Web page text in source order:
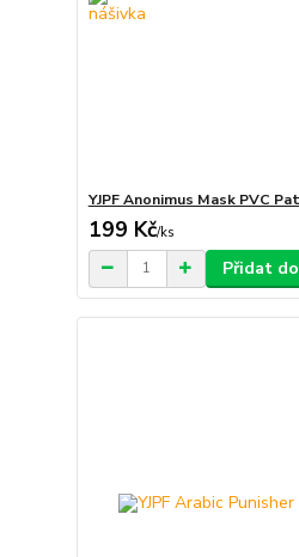
YJPF Anonimus Mask PVC
199 Kč/ks
Přidat